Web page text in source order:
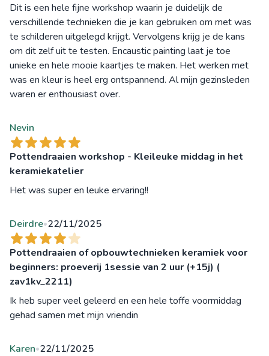
Dit is een hele fijne workshop waarin je duidelijk de
verschillende technieken die je kan gebruiken om met was
te schilderen uitgelegd krijgt. Vervolgens krijg je de kans
om dit zelf uit te testen. Encaustic painting laat je toe
unieke en hele mooie kaartjes te maken. Het werken met
was en kleur is heel erg ontspannend. Al mijn gezinsleden
waren er enthousiast over.
Nevin
Pottendraaien workshop - Kleileuke middag in het
keramiekatelier
Het was super en leuke ervaring!!
Deirdre•22/11/2025
Pottendraaien of opbouwtechnieken keramiek voor
beginners: proeverij 1sessie van 2 uur (+15j) (
zav1kv_2211)
Ik heb super veel geleerd en een hele toffe voormiddag
gehad samen met mijn vriendin
Karen•22/11/2025